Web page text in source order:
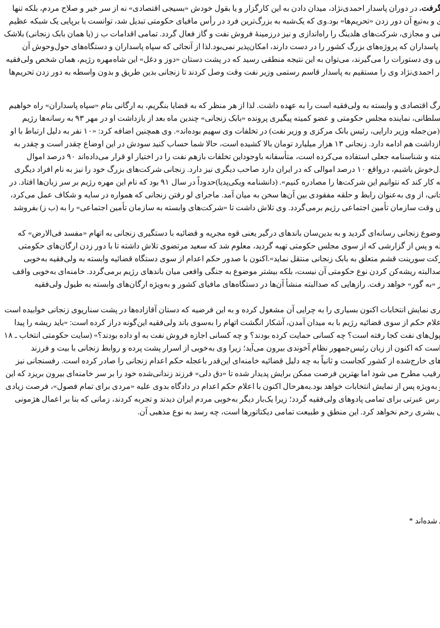
. در دوران پاسدار احمدی‌نژاد، میدان دادن به این کارگزار و یا بقول خودش «بسیجی اقتصادی» نه از سر خیر و صلاح مردم، بلکه تنها
و به‌تبع آن دور زدن «تحریم‌ها» بود.وی که یک‌شبه به بزرگ‌ترین فرد در رأس مافیای حکومتی تبدیل شد، توانست با برپایی یک شبکه عظیم
۷۰ بانک، شرکت، موسسه حقیقی و مجازی، شرکت‌های هلدینگ را راه‌اندازی و نیز درزمینهٔ فروش نفت و گاز فعال گردد. تمامی اقدامات ب ز (یا همان بابک زنجانی) بلاشک
که پروژه‌های بزرگ کشور را در دست دارند، امکان‌پذیر نمی‌بود.لذا از آنجائی که سپاه پاسداران و دستگاه‌های حول‌وحوش آن
دستورات را می‌گیرند، می‌توان به این نتیجه منطقی رسید که در پشت دستان «دوز و دغل» این شاه‌مهره رژیم، همان شخص ولی‌فقیه
احمدی‌نژاد وی را مستقیم به پاسدار قاسم رستمی وزیر نفت وقت وصل کردند تا زنجانی بدین طریق و بدون واسطه به دور زدن تحریم‌ها
و وابسته به ولی‌فقیه است را به عهده داشت. لذا از هر منظر که به قضایا بنگریم، به ارگانی بنام «سپاه پاسداران» راه خواهیم
برد که در این پرونده نقش ویژه‌ای را به عهده داشته است.امیرعباس سلطانی، نماینده مجلس حکومتی و عضو کمیته پیگیری پرونده «بابک زنجانی» چندین ماه بعد از بازداشت او در مهر ۹۳ به رسانه‌ها رژیم
گفت: «بسیاری از مقامات بلندپایه دولت احمدی‌نژاد ازجمله چند وزیر (من‌جمله وزیر دارایی، رئیس بانک مرکزی و وزیر نفت) در تخلفات وی سهیم بوده‌اند». وی همچنین اضافه کرد: «۱۰ نفر به دلیل ارتباط با او
در زندان دستگیرشده‌اند که نشان می‌دهد فعالیت‌های او حتی پس از بازداشت هم ادامه دارد. زنجانی ۱۳ هزار میلیارد تومان بالا کشیده است، حالا شما حساب کنید سودش در این اوضاع چقدر است و چقدر به
کشور و مردم ضربه خورده است… زنجانی ۱۳ پرونده تخلف مالی داشته و شناسنامه جعلی استفاده می‌کرده است، متأسفانه باوجوداین تخلفات بازهم نفت را در اختیار او قرار می‌داده‌اند ۹۰ درصد اموال
زنجانی در خارج از کشور است و او چیزی در ایران ندارد که ما به آن دل‌خوش باشیم، درواقع ۱۰ درصد اموالی که در ایران دارد صاحب دیگری نیز دارد. زنجانی شرکت‌های بزرگ خود را نیز به نام افراد دیگری
کرده و مدیرعاملان آن‌ها اشخاص دیگری هستند، با همین ترفند توانسته کار کند که نتوانیم این شرکت‌ها را مصادره کنیم». (دانشنامه ویکی‌پدیا)حدوداً در سال ۹۱ بود که نام این مهره رژیم بر سر زبان‌ها افتاد. در
از وی به‌عنوان رابط و حلقه مفقودی بین آن‌ها سخن به میان آمد. ماجرای لو رفتن زنجانی که همواره در سایه و شکاف عمل می‌کرد،
سازمان تأمین اجتماعی رژیم برمی‌گردد. وی تلاش داشت تا «شرکت‌های وابسته به سازمان تأمین اجتماعی» را به (ب ز) بفروشد
زنجانی رسانه‌ای گردید و به بدین‌سان باندهای درگیر یعنی قوه مجریه و قضائیه با دستگیری زنجانی به اتهام «مفسد فی‌الارض» که
و پس از گزارشی که از سوی مجلس حکومتی تهیه گردید، معلوم شد که سعید مرتضوی تلاش داشته تا با دور زدن ارگان‌های حکومتی
۱۳۸ شرکت را به مبلغ ۴ میلیارد یورو به شرکت سورینت قشم متعلق به بابک زنجانی منتقل نماید».اکنون با صدور حکم اعدام از سوی دستگاه قضائیه وابسته به ولی‌فقیه به‌خوبی
ریشه‌کن کردن نوع حکومتی آن نیست، بلکه بیشتر موضوع به جنگی واقعی میان باندهای رژیم برمی‌گردد. خامنه‌ای به‌خوبی واقف
گور» خواهد رفت. رازهایی که صدالبته منشأ آن‌ها در دستگاه‌های مافیای کشور و به‌ویژه ارگان‌های وابسته به طیول ولی‌فقیه
نمایش انتخابات اکنون بسیاری را به چرایی آن مشغول کرده و به این فرضیه که دستان آقازاده‌ها در پشت سناریوی زنجانی خوابیده است
حکم از سوی قضائیه رژیم با به میدان آمدن، آشکار انگشت اتهام را به‌سوی باند ولی‌فقیه این‌گونه دراز کرده است: «باید ریشه را پیدا
کرد وگرنه فساد از بین نمی‌رود… یک فرد به اعدام محکوم‌شده، خب پول‌های نفت کجا رفته است؟ چه کسانی حمایت کرده بودند؟ و چه کسانی اجازه فروش نفت به او داده بودند؟» (سایت حکومتی انتخاب ـ ۱۸
اکنون از زبان رئیس‌جمهور نظام آخوندی بیرون می‌آید؛ زیرا وی به‌خوبی از اسرار پشت پرده و روابط زنجانی با بیت و فرزند
آن ۱۳ میلیارد و مابقی سرمایه‌های خارج‌شده از کشور کجاست و ثانیاً به چه دلیل قضائیه خامنه‌ای این‌قدر باعجله حکم اعدام زنجانی را صادر کرده است. رفسنجانی نیز
مطرح می شود اما بهترین فرصت ممکن برایش پدیدار شده تا «دق دلی» فرزند زندانی‌شده خود را بر سر خامنه‌ای بیرون بریزد که این
پس از نمایش انتخابات خواهد بود.به‌هرحال اکنون با اعلام حکم اعدام در دادگاه بدوی علیه «مردی برای تمام فصول»، فرصت زیادی
عبرتی برای تمامی پادوهای ولی‌فقیه گردد؛ زیرا یک‌بار دیگر به‌خوبی مردم ایران دیدند و تجربه کردند، زمانی که بنا بر اعمال هژمونی
بشری رحم نخواهد کرد. این منطق و طبیعت تمامی دیکتاتورها است، چه رسد به نوع مذهبی آن.
*